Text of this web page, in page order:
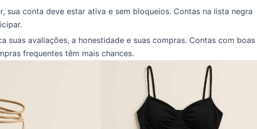
sua conta deve estar ativa e sem bloqueios. Contas na lista negra
suas avaliações, a honestidade e suas compras. Contas com boas
frequentes têm mais chances.